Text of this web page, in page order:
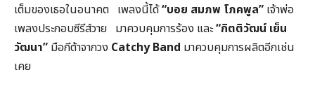
เต็มของเธอในอนาคต เพลงนี้ได้“บอย สมภพ โภคพูล” เจ้าพ่อ
เพลงประกอบซีรีส์วาย มาควบคุมการร้อง และ“กิตติวัฒน์ เย็น
วัฒนา” มือกีต้าจากวง Catchy Band มาควบคุมการผลิตอีกเช่น
เคย